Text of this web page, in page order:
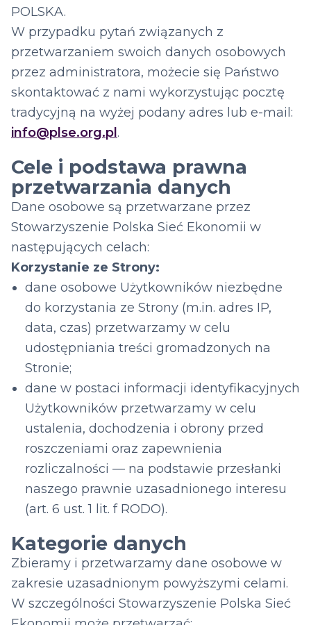
POLSKA.
W przypadku pytań związanych z
przetwarzaniem swoich danych osobowych
przez administratora, możecie się Państwo
skontaktować z nami wykorzystując pocztę
tradycyjną na wyżej podany adres lub e-mail:
info@plse.org.pl .
Cele i podstawa prawna
przetwarzania danych
Dane osobowe są przetwarzane przez
Stowarzyszenie Polska Sieć Ekonomii w
następujących celach:
Korzystanie ze Strony:
dane osobowe Użytkowników niezbędne
do korzystania ze Strony (m.in. adres IP,
data, czas) przetwarzamy w celu
udostępniania treści gromadzonych na
Stronie;
dane w postaci informacji identyfikacyjnych
Użytkowników przetwarzamy w celu
ustalenia, dochodzenia i obrony przed
roszczeniami oraz zapewnienia
rozliczalności — na podstawie przesłanki
naszego prawnie uzasadnionego interesu
(art. 6 ust. 1 lit. f RODO).
Kategorie danych
Zbieramy i przetwarzamy dane osobowe w
zakresie uzasadnionym powyższymi celami.
W szczególności Stowarzyszenie Polska Sieć